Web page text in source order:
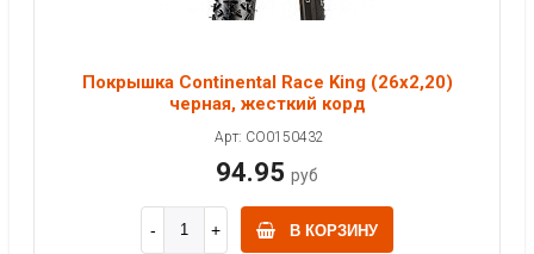
Покрышка Continental Race King (26x2,20)
черная, жесткий корд
Арт: CO0150432
94.95 руб
В КОРЗИНУ